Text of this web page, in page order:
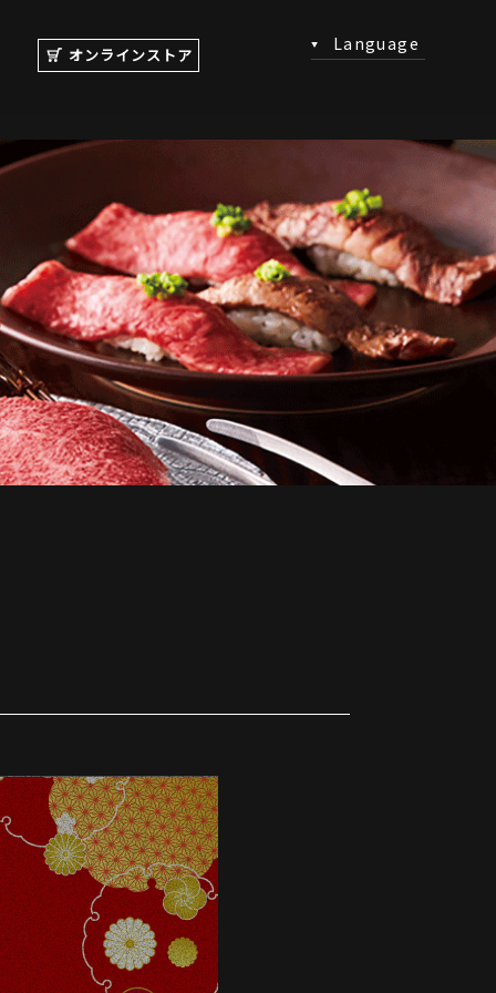
オンラインストア
Language